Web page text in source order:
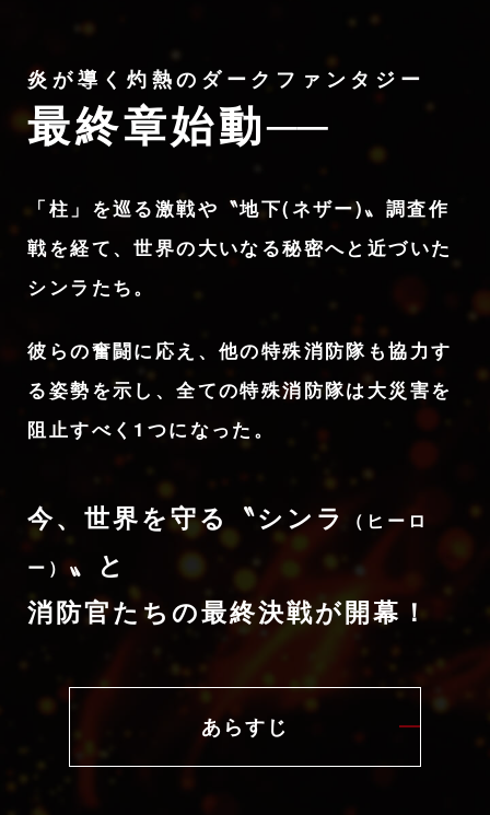
炎が導く灼熱のダークファンタジー
最終章始動──
「柱」を巡る激戦や〝地下(ネザー)〟調査作
戦を経て、世界の大いなる秘密へと近づいた
シンラたち。
彼らの奮闘に応え、他の特殊消防隊も協力す
る姿勢を示し、全ての特殊消防隊は大災害を
阻止すべく1つになった。
今、世界を守る〝シンラ
（ヒーロ
ー） 〟と
消防官たちの最終決戦が開幕！
あらすじ